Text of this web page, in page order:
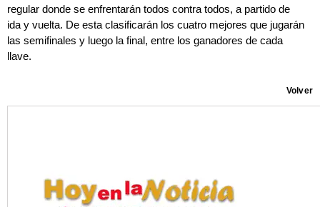
regular donde se enfrentarán todos contra todos, a partido de
ida y vuelta. De esta clasificarán los cuatro mejores que jugarán
las semifinales y luego la final, entre los ganadores de cada
llave.
Volver